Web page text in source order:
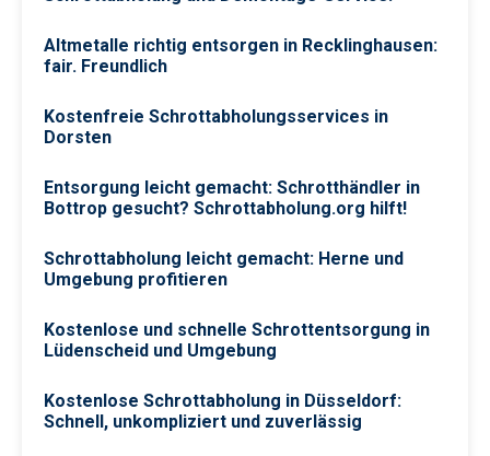
Altmetalle richtig entsorgen in Recklinghausen:
fair. Freundlich
Kostenfreie Schrottabholungsservices in
Dorsten
Entsorgung leicht gemacht: Schrotthändler in
Bottrop gesucht? Schrottabholung.org hilft!
Schrottabholung leicht gemacht: Herne und
Umgebung profitieren
Kostenlose und schnelle Schrottentsorgung in
Lüdenscheid und Umgebung
Kostenlose Schrottabholung in Düsseldorf:
Schnell, unkompliziert und zuverlässig